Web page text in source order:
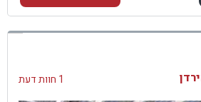
1 חוות דעת